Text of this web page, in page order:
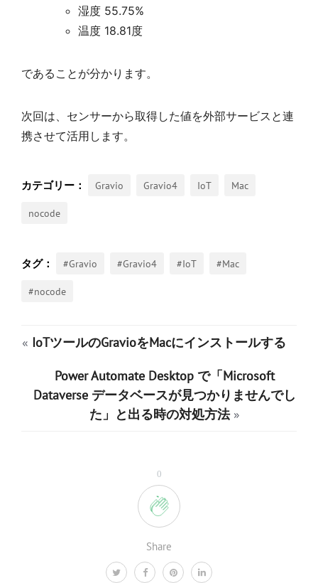
0
Share
湿度 55.75%
温度 18.81度
であることが分かります。
次回は、センサーから取得した値を外部サービスと連
携させて活用します。
Gravio Gravio4 IoT Mac
nocode
#Gravio #Gravio4 #IoT #Mac
#nocode
« IoTツールのGravioをMacにインストールする
Power Automate Desktop で「Microsoft
Dataverse データベースが見つかりませんでし
た」と出る時の対処方法»